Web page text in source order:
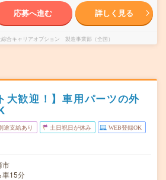
応募へ進む 詳しく見る
合キャリアオプション 製造事業部（全国）
大歓迎！】車用パーツの外
途支給あり 土日祝日が休み WEB登録OK
市
車15分